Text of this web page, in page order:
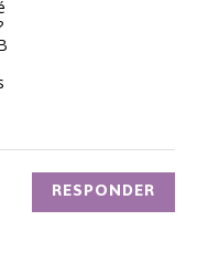
RESPONDER